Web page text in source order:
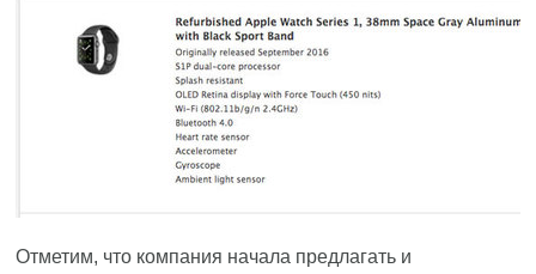
Отметим, что компания начала предлагать и